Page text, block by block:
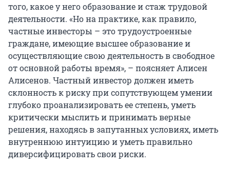
того, какое у него образование и стаж трудовой
деятельности. «Но на практике, как правило,
частные инвесторы – это трудоустроенные
граждане, имеющие высшее образование и
осуществляющие свою деятельность в свободное
от основной работы время», – поясняет Алисен
Алисенов. Частный инвестор должен иметь
склонность к риску при сопутствующем умении
глубоко проанализировать ее степень, уметь
критически мыслить и принимать верные
решения, находясь в запутанных условиях, иметь
внутреннюю интуицию и уметь правильно
диверсифицировать свои риски.